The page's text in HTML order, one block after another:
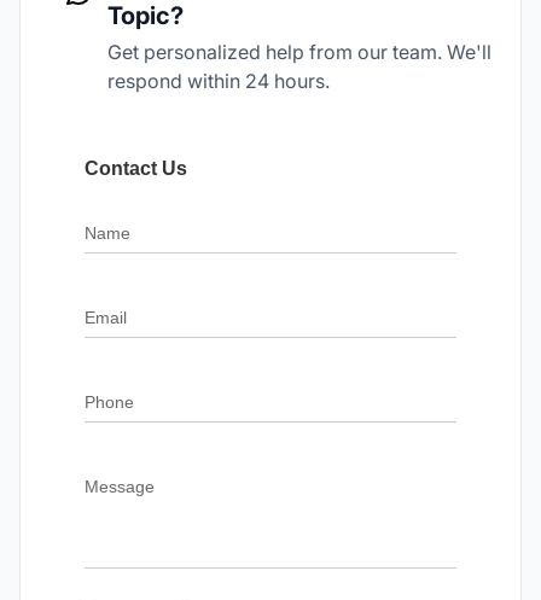
Topic?
Get personalized help from our team. We'll
respond within 24 hours.